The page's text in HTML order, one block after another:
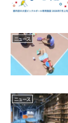
ニュース
ニュース